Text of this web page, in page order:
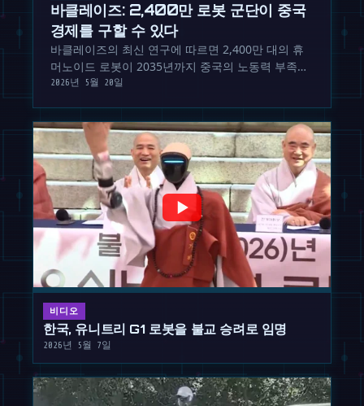
바클레이즈: 2,400만 로봇 군단이 중국
경제를 구할 수 있다
바클레이즈의 최신 연구에 따르면 2,400만 대의 휴
머노이드 로봇이 2035년까지 중국의 노동력 부족분
의 60%를 채우며 글로벌 경제 지형을 재편할 것으로
2026년 5월 20일
비디오
한국, 유니트리 G1 로봇을 불교 승려로 임명
2026년 5월 7일